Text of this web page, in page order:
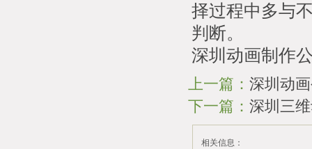
择过程中多与
判断。
深圳动画制作
上一篇： 深圳动
下一篇： 深圳三
相关信息：